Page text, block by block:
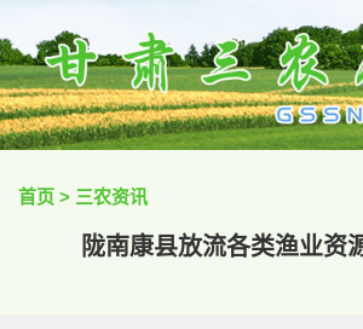
首页 > 三农资讯
陇南康县放流各类渔业资